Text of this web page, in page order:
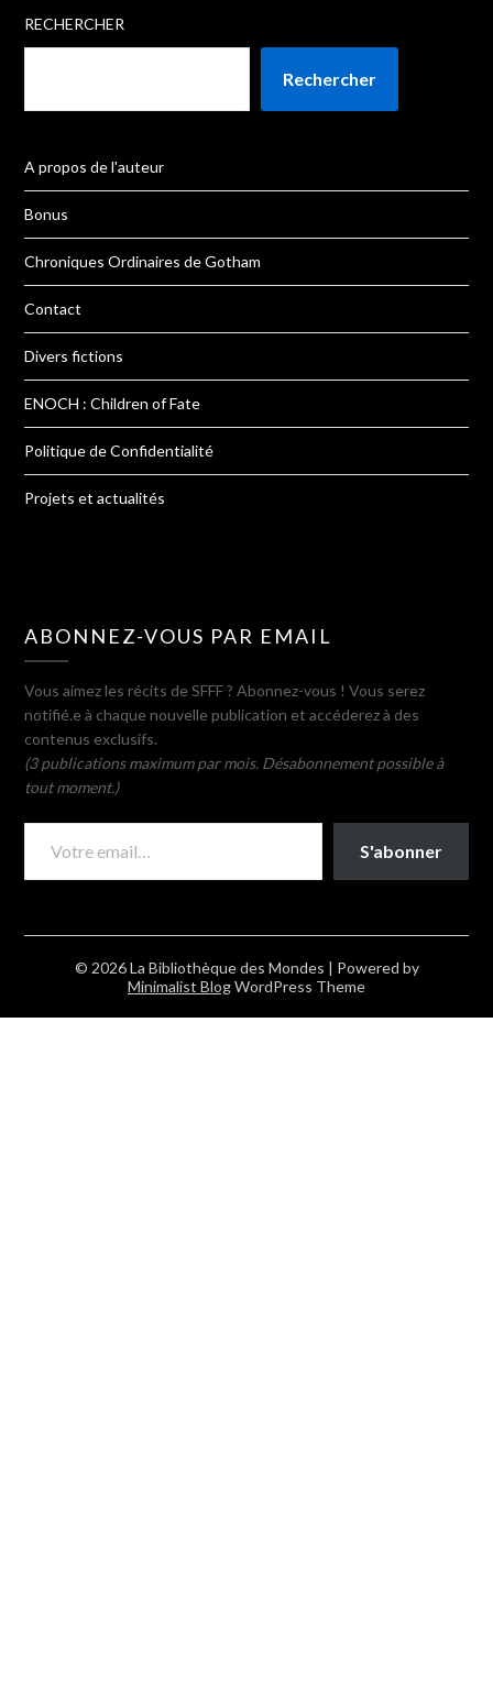
RECHERCHER
Rechercher
A propos de l'auteur
Bonus
Chroniques Ordinaires de Gotham
Contact
Divers fictions
ENOCH : Children of Fate
Politique de Confidentialité
Projets et actualités
ABONNEZ-VOUS PAR EMAIL
Vous aimez les récits de SFFF ? Abonnez-vous ! Vous serez
notifié.e à chaque nouvelle publication et accéderez à des
contenus exclusifs.
(3 publications maximum par mois. Désabonnement possible à
tout moment.)
VOTRE EMAIL…
S'abonner
© 2026 La Bibliothèque des Mondes
| Powered by
Minimalist BlogWordPress Theme